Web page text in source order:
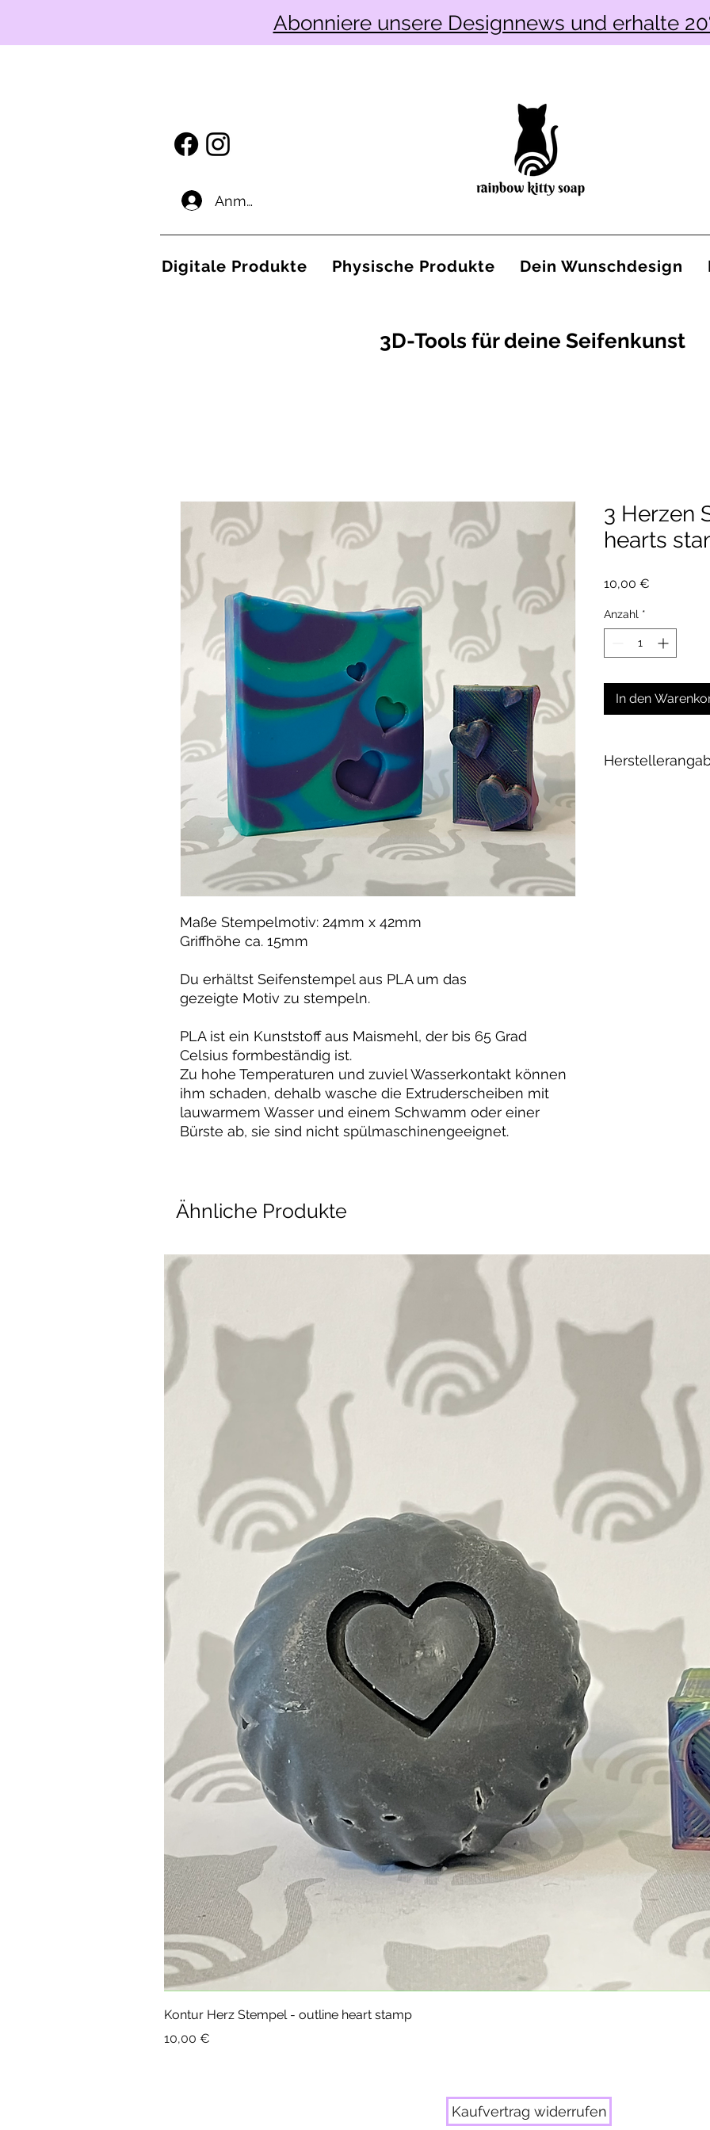
Abonniere unsere Designnews und erhalte
Anmelden
Digitale Produkte Physische Produkte Dein Wunschdesign
3D-Tools für deine Seifenkunst
Maße Stempelmotiv: 24mm x 42mm
Griffhöhe ca. 15mm
Du erhältst Seifenstempel aus PLA um das
gezeigte Motiv zu stempeln.
PLA ist ein Kunststoff aus Maismehl, der bis 65 Grad
Celsius formbeständig ist.
Zu hohe Temperaturen und zuviel Wasserkontakt können
ihm schaden, dehalb wasche die Extruderscheiben mit
lauwarmem Wasser und einem Schwamm oder einer
Bürste ab, sie sind nicht spülmaschinengeeignet.
3 Herzen
hearts
10,00 €
Anzahl *
In den
Ähnliche Produkte
Kontur Herz Stempel - outline heart stamp
Preis
10,00 €
Kaufvertrag widerrufen